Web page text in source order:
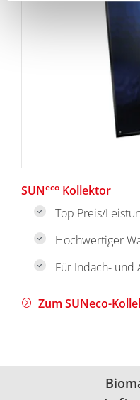
SUNeco Kollektor
Top Preis/
Hochwertiger
Für Indach- und
Zum SUNeco-